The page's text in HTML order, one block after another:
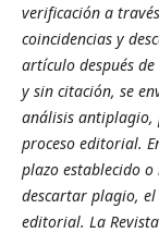
verificación a
coincidencias y
artículo después
y sin citación, se
análisis antiplagio,
proceso editorial.
plazo establecido
descartar plagio,
editorial. La